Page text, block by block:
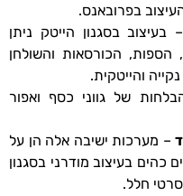
בפרובאנס.
– בעיצוב בסגנון הייטק ניתן
הכורסאות והשולחן
והייטקית.
של גווני כסף ואפור
– מערכות ישיבה אלה הן על
בעיצוב מודרני בסגנון
חלל.